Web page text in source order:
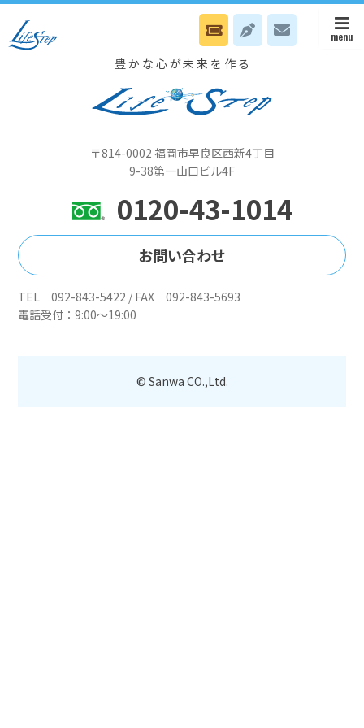
2/1913～17時 山下会長の個人カウンセリング日です
豊かな心が未来を作る
〒814-0002 福岡市早良区西新4丁目
9-38第一山口ビル4F
0120-43-1014
お問い合わせ
TEL 092-843-5422 / FAX 092-843-5693
電話受付：9:00～19:00
© Sanwa CO.,Ltd.